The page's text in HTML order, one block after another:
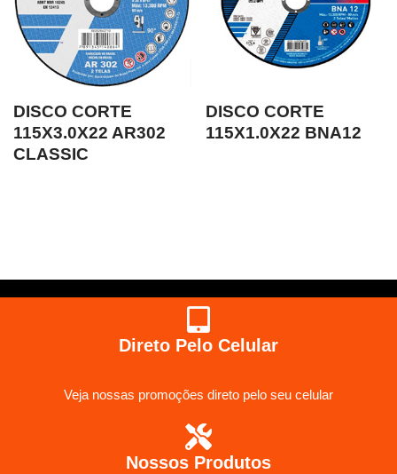
DISCO CORTE
115X3.0X22 AR302
CLASSIC
DISCO CORTE
115X1.0X22 BNA12
Direto Pelo Celular
Veja nossas promoções direto pelo seu celular
Nossos Produtos